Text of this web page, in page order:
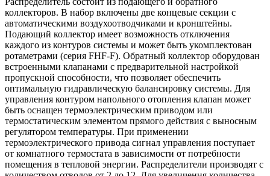
коллекторов. В набор включены две концевые секции с
автоматическими воздухоотводчиками и кронштейны.
Подающий коллектор имеет возможность отключения
каждого из контуров системы и может быть укомплектован
ротаметрами (серия FHF-F). Обратный коллектор оборудован
встроенными клапанами с предварительной настройкой
пропускной способности, что позволяет обеспечить
оптимальную гидравлическую балансировку системы. Для
управления контуром напольного отопления клапан может
быть оснащен термоэлектрическим приводом или
термостатическим элементом прямого действия с выносным
регулятором температуры. При применении
термоэлектрического привода сигнал управления поступает
от комнатного термостата в зависимости от потребности
помещения в тепловой энергии. Распределители производят с